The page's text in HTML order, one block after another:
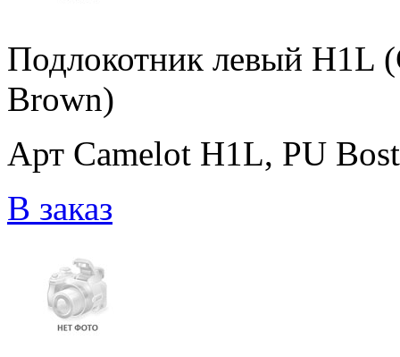
Подлокотник левый H1L
Brown)
Арт Camelot H1L, PU
В заказ